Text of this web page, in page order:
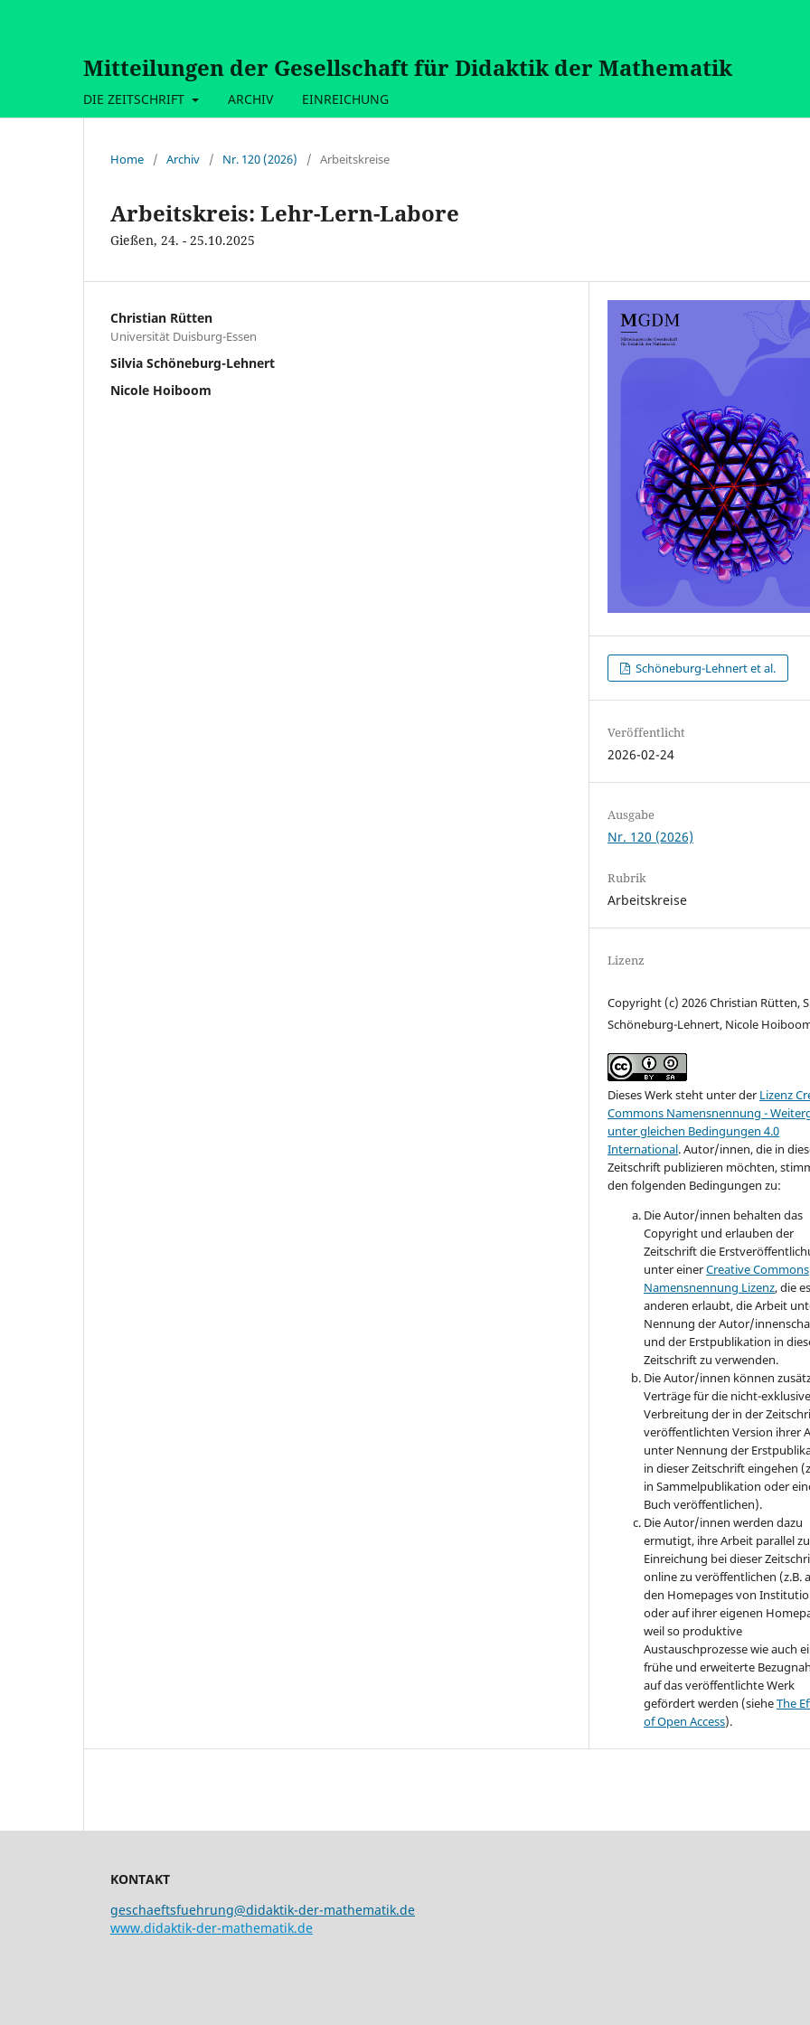
Mitteilungen der Gesellschaft für Didaktik der Mathematik
DIE ZEITSCHRIFT ARCHIV EINREICHUNG
Home / Archiv / Nr. 120 (2026) / Arbeitskreise
Arbeitskreis: Lehr-Lern-Labore
Gießen, 24. - 25.10.2025
Christian Rütten
Universität Duisburg-Essen
Silvia Schöneburg-Lehnert
Nicole Hoiboom
Schöneburg-Lehnert et al.
Veröffentlicht
2026-02-24
Ausgabe
Nr. 120 (2026)
Rubrik
Arbeitskreise
Lizenz
Copyright (c) 2026 Christian Rütten,
Schöneburg-Lehnert, Nicole
Dieses Werk steht unter der Lizenz
Commons Namensnennung -
unter gleichen Bedingungen 4.0
International.Autor/innen, die in
Zeitschrift publizieren möchten,
den folgenden Bedingungen zu:
Die Autor/innen behalten das
Copyright und erlauben der
Zeitschrift die
unter einerCreative Commons
Namensnennung Lizenz, die es
anderen erlaubt, die Arbeit
Nennung der Autor/
und der Erstpublikation in
Zeitschrift zu verwenden.
Die Autor/innen können
Verträge für die nicht-exklusive
Verbreitung der in der
veröffentlichten Version ihrer
unter Nennung der
in dieser Zeitschrift eingehen
in Sammelpublikation oder
Buch veröffentlichen).
Die Autor/innen werden dazu
ermutigt, ihre Arbeit parallel
Einreichung bei dieser
online zu veröffentlichen (z.B.
den Homepages von
oder auf ihrer eigenen
weil so produktive
Austauschprozesse wie auch
frühe und erweiterte
auf das veröffentlichte Werk
gefördert werden (sieheThe
of Open Access).
KONTAKT
geschaeftsfuehrung@didaktik-der-mathematik.de
www.didaktik-der-mathematik.de